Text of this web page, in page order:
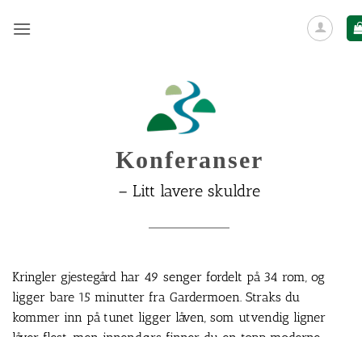
Konferanser
– Litt lavere skuldre
Kringler gjestegård har 49 senger fordelt på 34 rom, og
ligger bare 15 minutter fra Gardermoen. Straks du
kommer inn på tunet ligger låven, som utvendig ligner